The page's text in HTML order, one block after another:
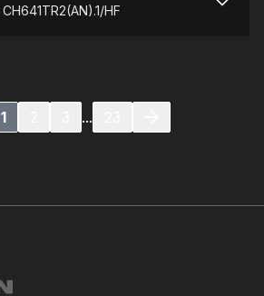
CH641TR2(AN).1/HF
1 ...